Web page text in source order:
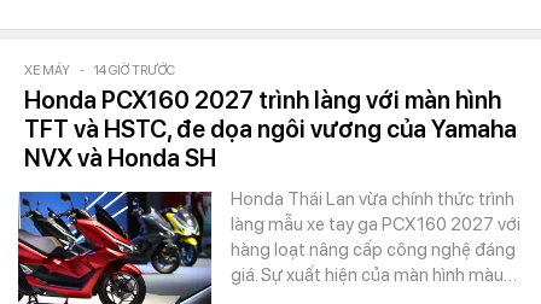
XE MÁY - 14 GIỜ TRƯỚC
Honda PCX160 2027 trình làng với màn hình
TFT và HSTC, đe dọa ngôi vương của Yamaha
NVX và Honda SH
Honda Thái Lan vừa chính thức trình
làng mẫu xe tay ga PCX160 2027 với
hàng loạt nâng cấp công nghệ đáng
giá. Sự xuất hiện của màn hình màu…